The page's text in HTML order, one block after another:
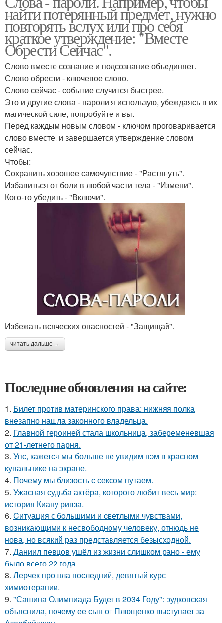
найти потерянный предмет, нужно
повторять вслух или про себя
краткое утверждение: "Вместе
Обрести Сейчас".
Слово вместе сознание и подсознание объединяет.
Слово обрести - ключевое слово.
Слово сейчас - событие случится быстрее.
Это и другие слова - пароли я использую, убеждаясь в их
магической силе, попробуйте и вы.
Перед каждым новым словом - ключом проговаривается
слово вместе, и завершается утверждение словом
сейчас.
Чтобы:
Сохранить хорошее самочувствие - "Растянуть".
Избавиться от боли в любой части тела - "Измени".
Кого-то убедить - "Включи".
Избежать всяческих опасностей - "Защищай".
читать дальше →
Последние обновления на сайте:
1. Билет против материнского права: нижняя полка
внезапно нашла законного владельца.
2. Главной героиней стала школьница, забеременевшая
от 21-летнего парня.
3. Упс, кажется мы больше не увидим пэм в красном
купальнике на экране.
4. Почему мы близость с сексом путаем.
5. Ужасная судьба актёра, которого любит весь мир:
история Киану ривза.
6. Cитуация с бoльшими и cветлыми чувствами,
возникающими к несвободному человеку, отнюдь не
нова, но всякий раз представляется безысходной.
7. Даниил певцов ушёл из жизни слишком рано - ему
было всего 22 года.
8. Лерчек прошла последний, девятый курс
химиотерапии.
9. "Сашина Олимпиада Будет в 2034 Году": рудковская
объяснила, почему ее сын от Плющенко выступает за